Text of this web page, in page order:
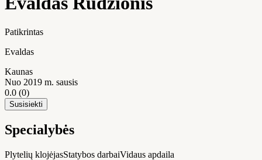
Patikrintas
Evaldas
Kaunas
Nuo 2019 m. sausis
0.0 (0)
Susisiekti
Specialybės
Plytelių klojėjasStatybos darbaiVidaus apdaila